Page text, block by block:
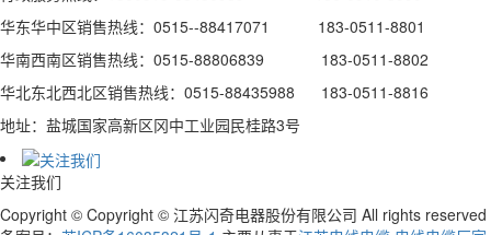
华东华中区销售热线：0515--88417071 183-0511-8801
华南西南区销售热线：0515-88806839 183-0511-8802
华北东北西北区销售热线：0515-88435988 183-0511-8816
地址：盐城国家高新区冈中工业园民桂路3号
关注我们
Copyright © Copyright © 江苏闪奇电器股份有限公司 All rights reserved